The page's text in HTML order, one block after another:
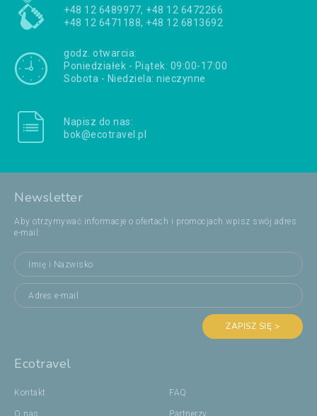
+48 12 6489977, +48 12 6472266
+48 12 6471188, +48 12 6813692
godz. otwarcia:
Poniedziałek - Piątek: 09:00-17:00
Sobota - Niedziela: nieczynne
Napisz do nas:
bok@ecotravel.pl
Newsletter
Aby otrzymywać informacje o ofertach i promocjach wpisz swój adres
e-mail:
ZAPISZ SIĘ >
Ecotravel
Kontakt FAQ